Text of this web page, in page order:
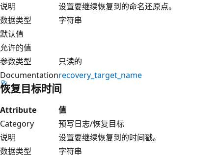
说明
设置要继续恢复到的命名还原点。
数据类型
字符串
默认值
允许的值
参数类型
只读的
Documentationrecovery_target_name
恢复目标时间
Attribute
值
Category
预写日志/恢复目标
说明
设置要继续恢复到的时间戳。
数据类型
字符串